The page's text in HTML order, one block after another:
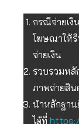
กรณีจ่ายเงิ
โฆษณาให้รี
จ่ายเงิน
รวบรวมหลั
ภาพถ่ายสิน
นำหลักฐา
ได้ที่